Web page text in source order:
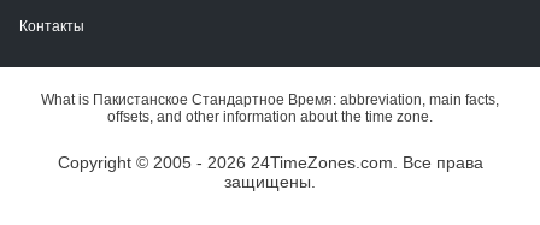
Контакты
What is Пакистанское Стандартное Время: abbreviation, main facts,
offsets, and other information about the time zone.
Copyright © 2005 - 2026 24TimeZones.com.
Все права
защищены.